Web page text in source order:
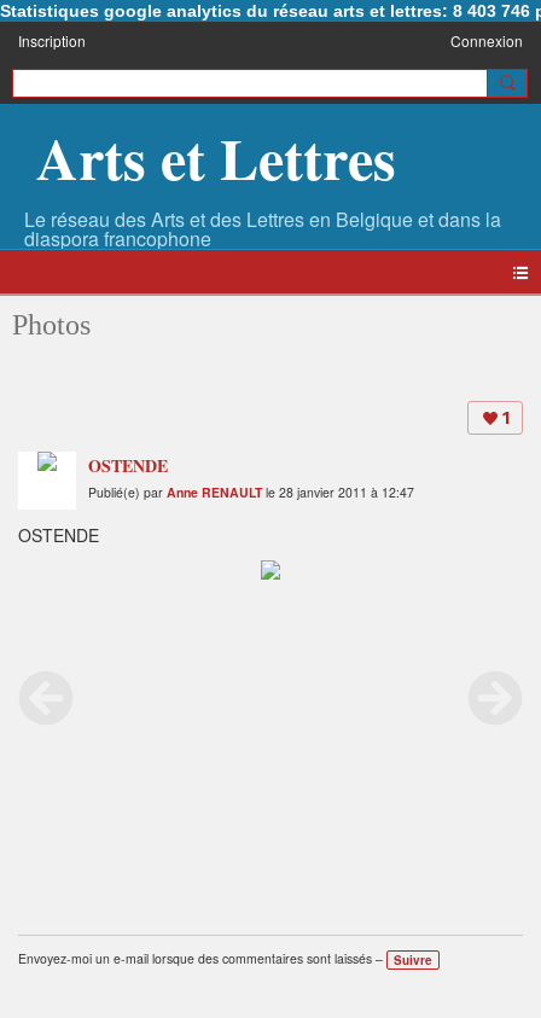
Statistiques google analytics du réseau arts et lettres: 8 403 746
Inscription Connexion
Arts et Lettres
Photos
1
OSTENDE
Publié(e) par Anne RENAULTle 28 janvier 2011 à 12:47
OSTENDE
Envoyez-moi un e-mail lorsque des commentaires sont laissés – Suivre